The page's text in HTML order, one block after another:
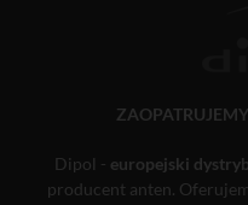
Dipol - europejski
producent anten.